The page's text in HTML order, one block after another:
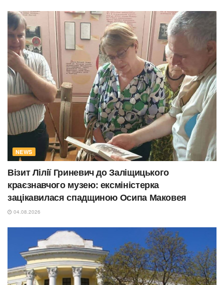
NEWS
Візит Лілії Гриневич до Заліщицького
краєзнавчого музею: ексміністерка
зацікавилася спадщиною Осипа Маковея
04.08.2026